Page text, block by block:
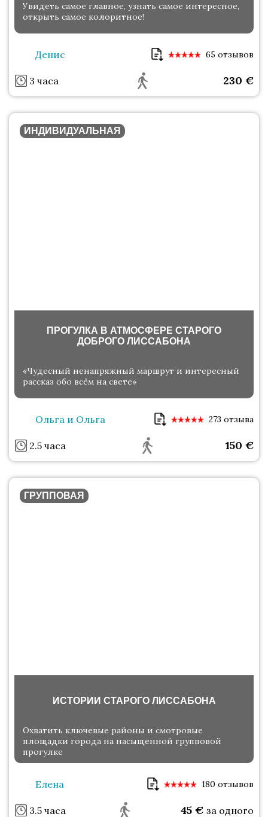
Увидеть самое главное, узнать самое интересное,
открыть самое колоритное!
Денис 65 отзывов
3 часа 230 €
ИНДИВИДУАЛЬНАЯ
ПРОГУЛКА В АТМОСФЕРЕ СТАРОГО
ДОБРОГО ЛИССАБОНА
«Чудесный ненапряжный маршрут и интересный
рассказ обо всём на свете»
Ольга и Ольга 273 отзыва
2.5 часа 150 €
ГРУППОВАЯ
ИСТОРИИ СТАРОГО ЛИССАБОНА
Охватить ключевые районы и смотровые
площадки города на насыщенной групповой
прогулке
Елена 180 отзывов
3.5 часа 45 € за одного